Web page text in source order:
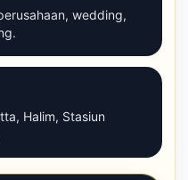
wedding,
Halim, Stasiun